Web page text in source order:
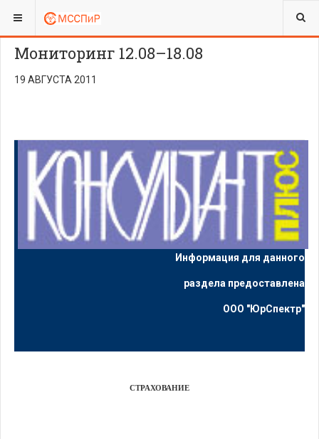
ВЫ ЗДЕСЬ:
Мониторинг 12.08–18.08
19 АВГУСТА 2011
Информация для данного
раздела предоставлена
ООО "ЮрСпектр"
СТРАХОВАНИЕ